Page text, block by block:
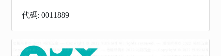
代碼: 0011889